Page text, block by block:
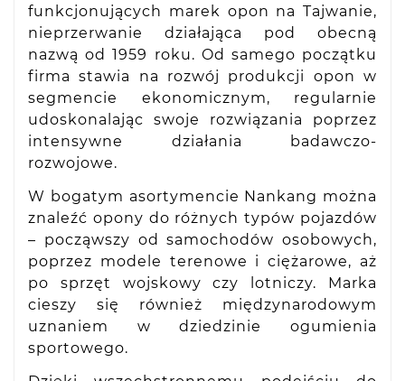
funkcjonujących marek opon na Tajwanie,
nieprzerwanie działająca pod obecną
nazwą od 1959 roku. Od samego początku
firma stawia na rozwój produkcji opon w
segmencie ekonomicznym, regularnie
udoskonalając swoje rozwiązania poprzez
intensywne działania badawczo-
rozwojowe.
W bogatym asortymencie Nankang można
znaleźć opony do różnych typów pojazdów
– począwszy od samochodów osobowych,
poprzez modele terenowe i ciężarowe, aż
po sprzęt wojskowy czy lotniczy. Marka
cieszy się również międzynarodowym
uznaniem w dziedzinie ogumienia
sportowego.